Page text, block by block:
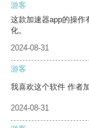
游客
这款加速器app的操作
化。
2024-08-31
游客
我喜欢这个软件 作者
2024-08-31